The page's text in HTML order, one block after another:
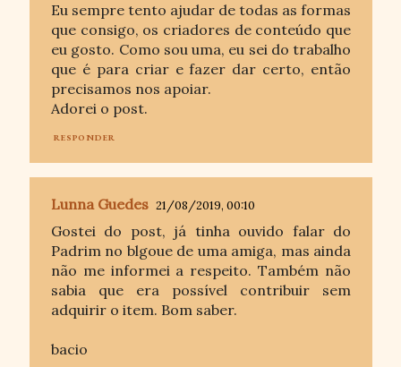
Eu sempre tento ajudar de todas as formas
que consigo, os criadores de conteúdo que
eu gosto. Como sou uma, eu sei do trabalho
que é para criar e fazer dar certo, então
precisamos nos apoiar.
Adorei o post.
RESPONDER
Lunna Guedes 21/08/2019, 00:10
Gostei do post, já tinha ouvido falar do
Padrim no blgoue de uma amiga, mas ainda
não me informei a respeito. Também não
sabia que era possível contribuir sem
adquirir o item. Bom saber.
bacio